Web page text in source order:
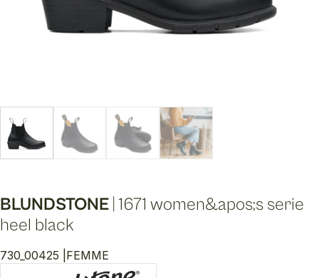
BLUNDSTONE 1671 women&apos;s serie
heel black
730_00425 | FEMME